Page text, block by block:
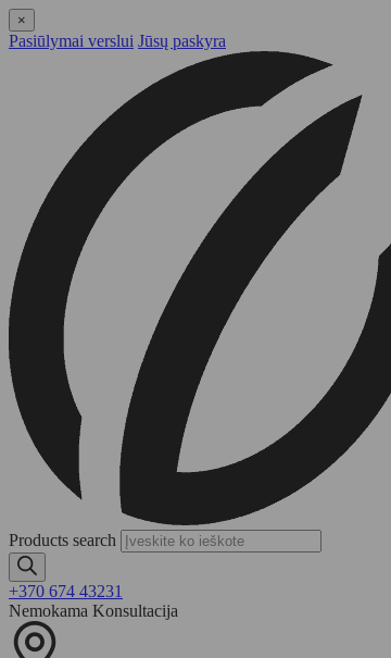
×
Pasiūlymai verslui Jūsų paskyra
Products search
+370 674 43231
Nemokama Konsultacija